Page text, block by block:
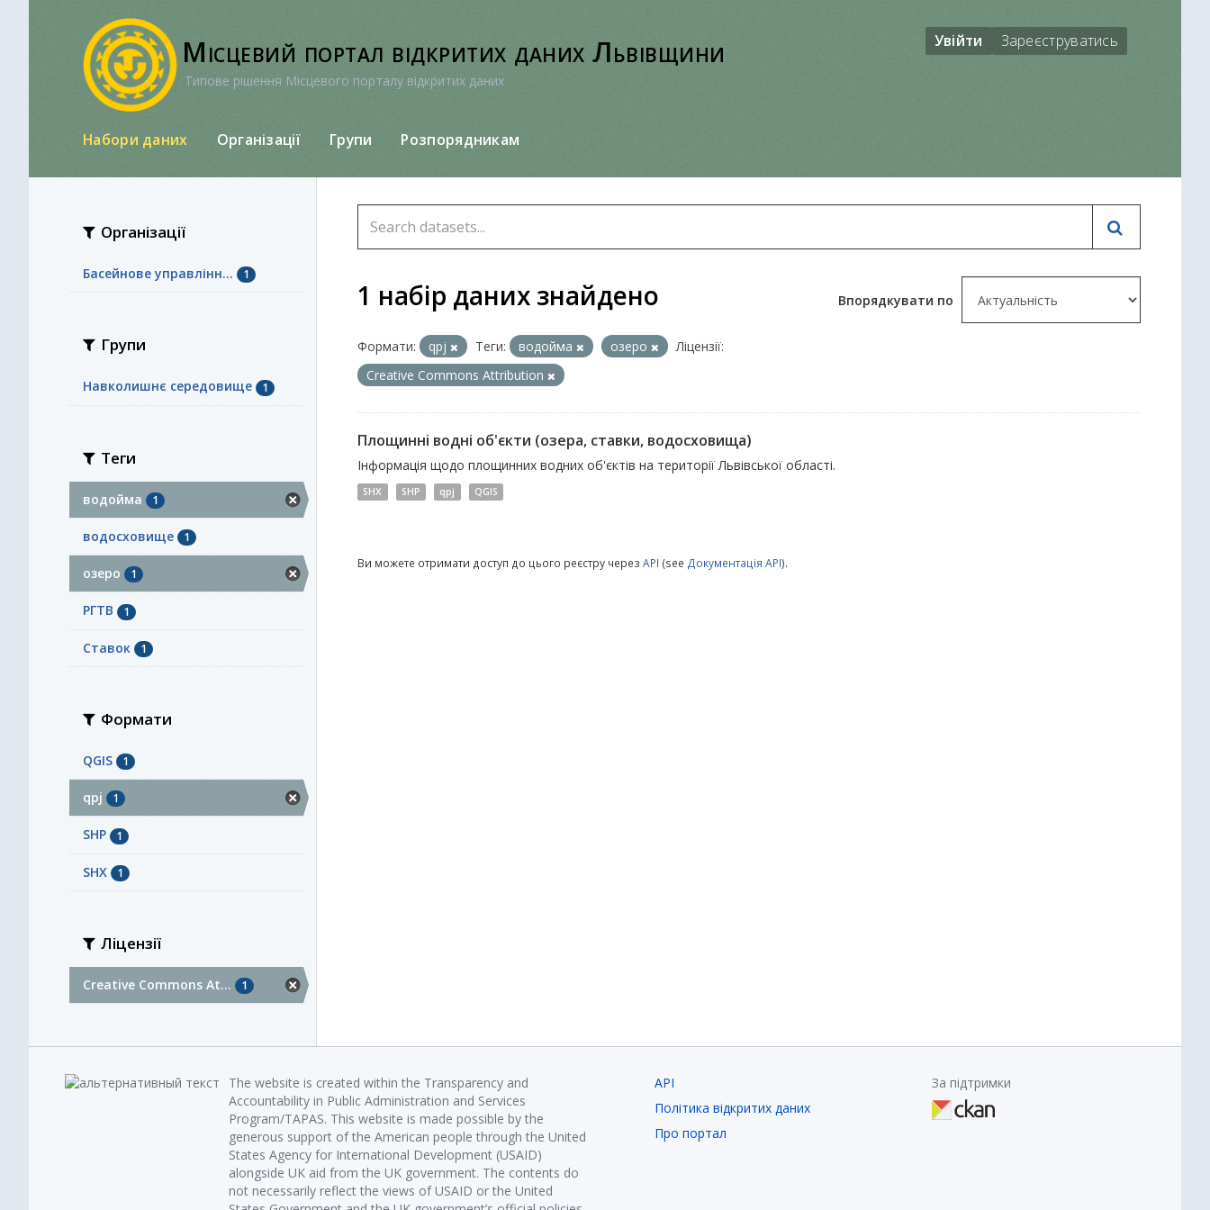
Місцевий портал відкритих даних Львівщини
Типове рішення Місцевого порталу відкритих даних
Увійти Зареєструватись
Набори даних Організації Групи Розпорядникам
Організації
Басейнове управлінн... 1
Групи
Навколишнє середовище 1
Теги
водойма 1
водосховище 1
озеро 1
РГТВ 1
Ставок 1
Формати
QGIS 1
qpj 1
SHP 1
SHX 1
Ліцензії
Creative Commons At... 1
Впорядкувати по
1 набір даних знайдено
Формати: qpj Теги: водойма озеро
Ліцензії:
Creative Commons Attribution
Площинні водні об'єкти (озера, ставки, водосховища)
Інформація щодо площинних водних об'єктів на території Львівської області.
SHX SHP qpj QGIS
Ви можете отримати доступ до цього реєстру через API (see Документація API).
The website is created within the Transparency and
Accountability in Public Administration and Services
Program/TAPAS. This website is made possible by the
generous support of the American people through the United
States Agency for International Development (USAID)
alongside UK aid from the UK government. The contents do
not necessarily reflect the views of USAID or the United
API
Політика відкритих даних
Про портал
За підтримки